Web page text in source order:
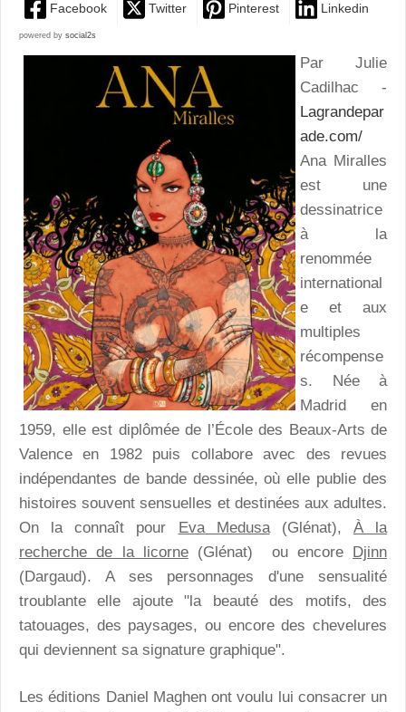
Facebook Twitter Pinterest Linkedin
powered by social2s
Par Julie
Cadilhac -
Lagrandepar
ade.com/
Ana Miralles
est une
dessinatrice
à la
renommée
international
e et aux
multiples
récompense
s. Née à
Madrid en
1959, elle est diplômée de l’École des Beaux-Arts de
Valence en 1982 puis collabore avec des revues
indépendantes de bande dessinée, où elle publie des
histoires souvent sensuelles et destinées aux adultes.
On la connaît pour Eva Medusa(Glénat), À la
recherche de la licorne(Glénat) ou encore Djinn
(Dargaud). A ses personnages d'une sensualité
troublante elle ajoute "la beauté des motifs, des
tatouages, des paysages, ou encore des chevelures
qui deviennent sa signature graphique".
Les éditions Daniel Maghen ont voulu lui consacrer un